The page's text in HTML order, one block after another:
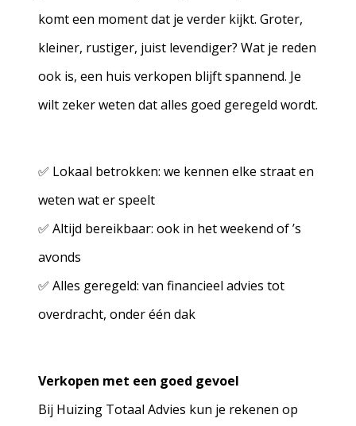
komt een moment dat je verder kijkt. Groter,
kleiner, rustiger, juist levendiger? Wat je reden
ook is, een huis verkopen blijft spannend. Je
wilt zeker weten dat alles goed geregeld wordt.
✅ Lokaal betrokken: we kennen elke straat en
weten wat er speelt
✅ Altijd bereikbaar: ook in het weekend of ’s
avonds
✅ Alles geregeld: van financieel advies tot
overdracht, onder één dak
Verkopen met een goed gevoel
Bij Huizing Totaal Advies kun je rekenen op